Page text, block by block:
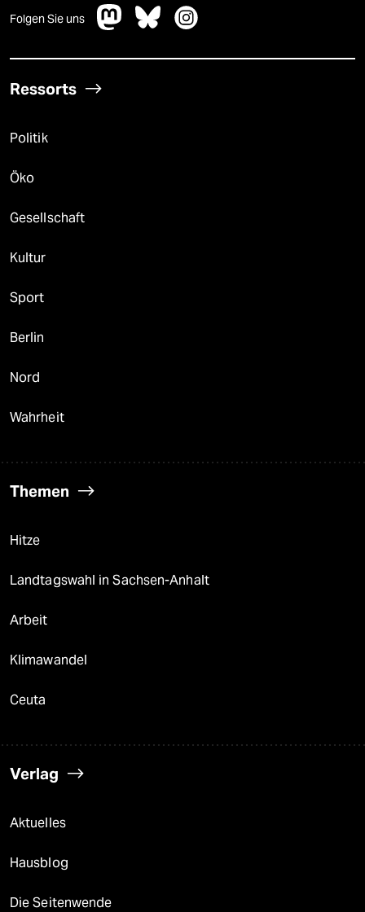
Folgen Sie uns
Ressorts
Politik
Öko
Gesellschaft
Kultur
Sport
Berlin
Nord
Wahrheit
Themen
Hitze
Landtagswahl in Sachsen-Anhalt
Arbeit
Klimawandel
Ceuta
Verlag
Aktuelles
Hausblog
Die Seitenwende